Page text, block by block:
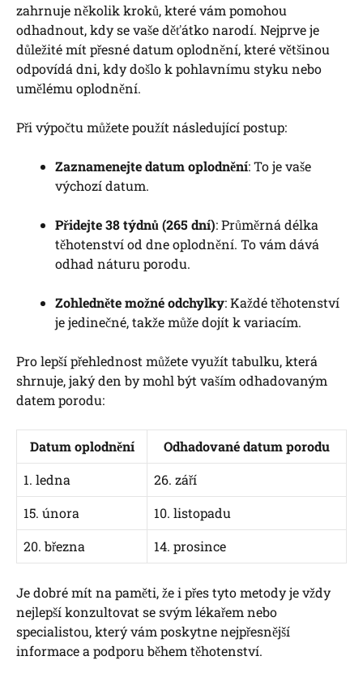
zahrnuje několik kroků, které vám pomohou
odhadnout, kdy se vaše děťátko narodí. Nejprve je
důležité mít přesné datum oplodnění, které většinou
odpovídá dni, kdy došlo k pohlavnímu styku nebo
umělému oplodnění.
Při výpočtu můžete použít následující postup:
Zaznamenejte datum oplodnění: To je vaše
výchozí datum.
Přidejte 38 týdnů (265 dní): Průměrná délka
těhotenství od dne oplodnění. To vám dává
odhad náturu porodu.
Zohledněte možné odchylky: Každé těhotenství
je jedinečné, takže může dojít k variacím.
Pro lepší přehlednost můžete využít tabulku, která
shrnuje, jaký den by mohl být vaším odhadovaným
datem porodu:
Datum oplodnění
Odhadované datum porodu
1. ledna
26. září
15. února
10. listopadu
20. března
14. prosince
Je dobré mít na paměti, že i přes tyto metody je vždy
nejlepší konzultovat se svým lékařem nebo
specialistou, který vám poskytne nejpřesnější
informace a podporu během těhotenství.